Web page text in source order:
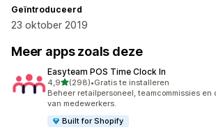
Geïntroduceerd
23 oktober 2019
Meer apps zoals deze
Easyteam POS Time Clock In
4,9van 5 sterren
(298)
298 recensies in totaal
•Gratis te installeren
Beheer retailpersoneel, teamcommissies en
van medewerkers.
Built for Shopify